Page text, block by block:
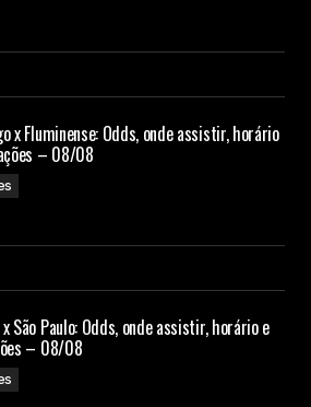
x Fluminense: Odds, onde assistir, horário
– 08/08
São Paulo: Odds, onde assistir, horário e
– 08/08